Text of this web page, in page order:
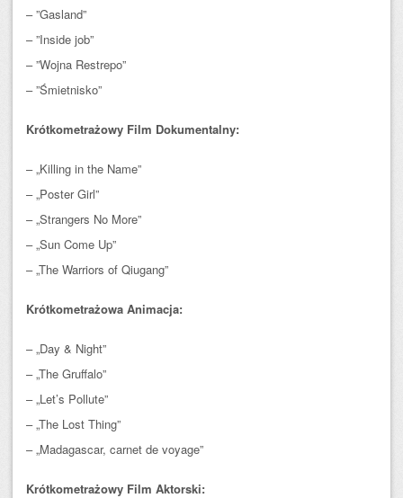
– ”Gasland”
– ”Inside job”
– ”Wojna Restrepo”
– ”Śmietnisko”
Krótkometrażowy Film Dokumentalny:
– „Killing in the Name”
– „Poster Girl”
– „Strangers No More”
– „Sun Come Up”
– „The Warriors of Qiugang”
Krótkometrażowa Animacja:
– „Day & Night”
– „The Gruffalo”
– „Let’s Pollute”
– „The Lost Thing”
– „Madagascar, carnet de voyage”
Krótkometrażowy Film Aktorski: